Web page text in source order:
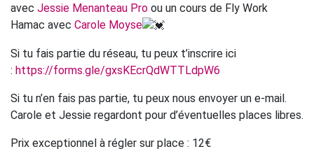
avec Jessie Menanteau Pro ou un cours de Fly Work
Hamac avec Carole Moyse
Si tu fais partie du réseau, tu peux t’inscrire ici
: https://forms.gle/gxsKEcrQdWTTLdpW6
Si tu n’en fais pas partie, tu peux nous envoyer un e-mail.
Carole et Jessie regardont pour d’éventuelles places libres.
Prix exceptionnel à régler sur place : 12€